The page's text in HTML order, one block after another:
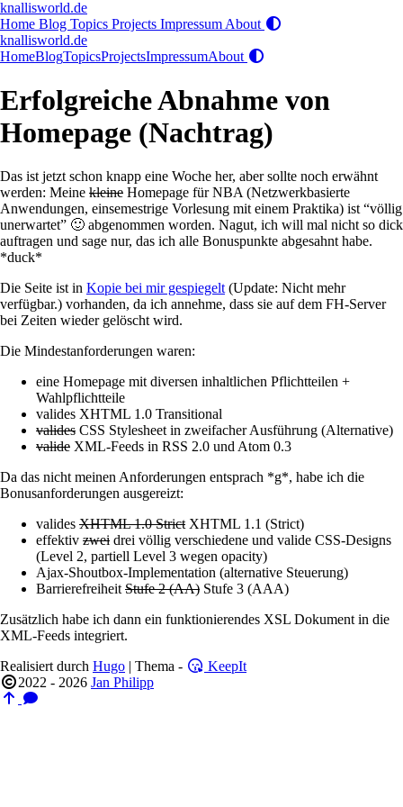
knallisworld.de
Home Blog Topics Projects Impressum About
knallisworld.de
HomeBlogTopicsProjectsImpressumAbout
Erfolgreiche Abnahme von
Homepage (Nachtrag)
Das ist jetzt schon knapp eine Woche her, aber sollte noch erwähnt
werden: Meine kleine Homepage für NBA (Netzwerkbasierte
Anwendungen, einsemestrige Vorlesung mit einem Praktika) ist “völlig
unerwartet” 🙂 abgenommen worden. Nagut, ich will mal nicht so dick
auftragen und sage nur, das ich alle Bonuspunkte abgesahnt habe.
*duck*
Die Seite ist in Kopie bei mir gespiegelt (Update: Nicht mehr
verfügbar.) vorhanden, da ich annehme, dass sie auf dem FH-Server
bei Zeiten wieder gelöscht wird.
Die Mindestanforderungen waren:
eine Homepage mit diversen inhaltlichen Pflichtteilen +
Wahlpflichtteile
valides XHTML 1.0 Transitional
valides CSS Stylesheet in zweifacher Ausführung (Alternative)
valide XML-Feeds in RSS 2.0 und Atom 0.3
Da das nicht meinen Anforderungen entsprach *g*, habe ich die
Bonusanforderungen ausgereizt:
valides XHTML 1.0 Strict XHTML 1.1 (Strict)
effektiv zwei drei völlig verschiedene und valide CSS-Designs
(Level 2, partiell Level 3 wegen opacity)
Ajax-Shoutbox-Implementation (alternative Steuerung)
Barrierefreiheit Stufe 2 (AA) Stufe 3 (AAA)
Zusätzlich habe ich dann ein funktionierendes XSL Dokument in die
XML-Feeds integriert.
Realisiert durch Hugo | Thema -
KeepIt
2022 - 2026 Jan Philipp